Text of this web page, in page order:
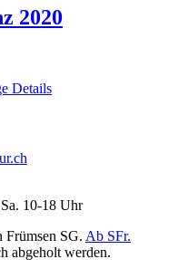
2020
Details
10-18 Uhr
Frümsen SG. Ab SFr.
abgeholt werden.